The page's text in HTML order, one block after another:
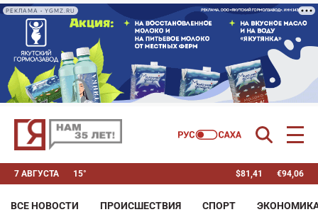
РЕКЛАМА • YGMZ.RU
7 АВГУСТА 15° $81,41 €94,06
ВСЕ НОВОСТИ ПРОИСШЕСТВИЯ СПОРТ